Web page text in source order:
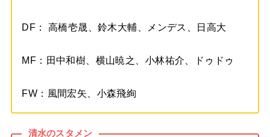
DF： 高橋壱晟、鈴木大輔、メンデス、日高大
MF：田中和樹、横山暁之、小林祐介、ドゥドゥ
FW：風間宏矢、小森飛絢
清水のスタメン